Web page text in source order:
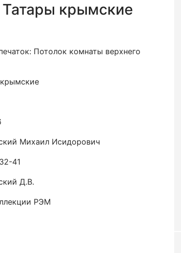
Татары крымские
Потолок комнаты верхнего
Михаил Исидорович
41
Д.В.
РЭМ